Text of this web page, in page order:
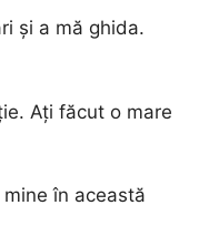
și a mă ghida.
Ați făcut o mare
în această